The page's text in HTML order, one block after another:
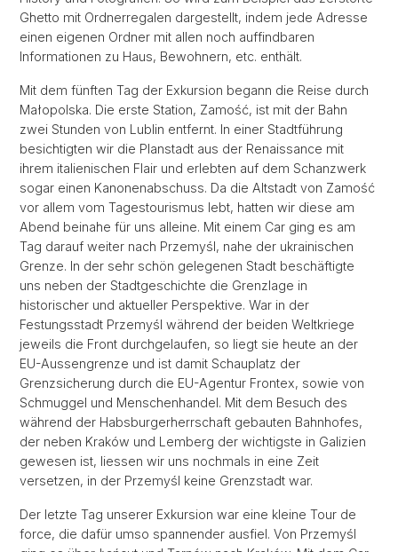
Ghetto mit Ordnerregalen dargestellt, indem jede Adresse
einen eigenen Ordner mit allen noch auffindbaren
Informationen zu Haus, Bewohnern, etc. enthält.
Mit dem fünften Tag der Exkursion begann die Reise durch
Małopolska. Die erste Station, Zamość, ist mit der Bahn
zwei Stunden von Lublin entfernt. In einer Stadtführung
besichtigten wir die Planstadt aus der Renaissance mit
ihrem italienischen Flair und erlebten auf dem Schanzwerk
sogar einen Kanonenabschuss. Da die Altstadt von Zamość
vor allem vom Tagestourismus lebt, hatten wir diese am
Abend beinahe für uns alleine. Mit einem Car ging es am
Tag darauf weiter nach Przemyśl, nahe der ukrainischen
Grenze. In der sehr schön gelegenen Stadt beschäftigte
uns neben der Stadtgeschichte die Grenzlage in
historischer und aktueller Perspektive. War in der
Festungsstadt Przemyśl während der beiden Weltkriege
jeweils die Front durchgelaufen, so liegt sie heute an der
EU-Aussengrenze und ist damit Schauplatz der
Grenzsicherung durch die EU-Agentur Frontex, sowie von
Schmuggel und Menschenhandel. Mit dem Besuch des
während der Habsburgerherrschaft gebauten Bahnhofes,
der neben Kraków und Lemberg der wichtigste in Galizien
gewesen ist, liessen wir uns nochmals in eine Zeit
versetzen, in der Przemyśl keine Grenzstadt war.
Der letzte Tag unserer Exkursion war eine kleine Tour de
force, die dafür umso spannender ausfiel. Von Przemyśl